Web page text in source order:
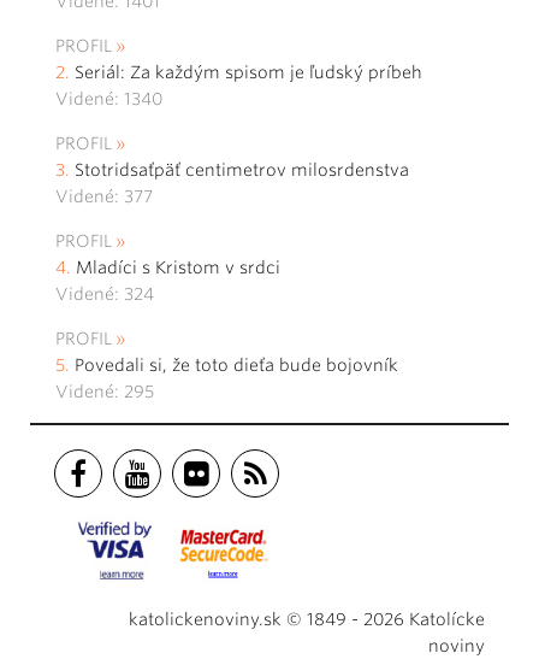
PROFIL
Seriál: Za každým spisom je ľudský príbeh
Videné: 1340
PROFIL
Stotridsaťpäť centimetrov milosrdenstva
Videné: 377
PROFIL
Mladíci s Kristom v srdci
Videné: 324
PROFIL
Povedali si, že toto dieťa bude bojovník
Videné: 295
katolickenoviny.sk © 1849 - 2026 Katolícke
noviny